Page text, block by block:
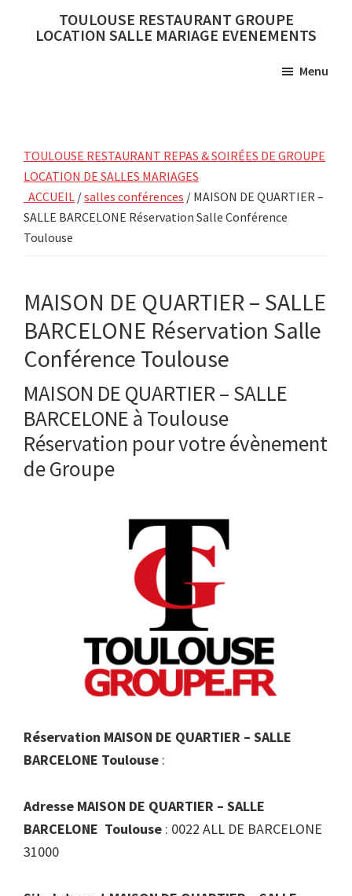
TOULOUSE RESTAURANT GROUPE
LOCATION SALLE MARIAGE EVENEMENTS
Menu
TOULOUSE RESTAURANT REPAS & SOIRÉES DE GROUPE
LOCATION DE SALLES MARIAGES
ACCUEIL /salles conférences / MAISON DE QUARTIER –
SALLE BARCELONE Réservation Salle Conférence
Toulouse
MAISON DE QUARTIER – SALLE
BARCELONE Réservation Salle
Conférence Toulouse
MAISON DE QUARTIER – SALLE
BARCELONE à Toulouse
Réservation pour votre évènement
de Groupe
Réservation MAISON DE QUARTIER – SALLE
BARCELONE Toulouse :
Adresse MAISON DE QUARTIER – SALLE
BARCELONE Toulouse : 0022 ALL DE BARCELONE
31000